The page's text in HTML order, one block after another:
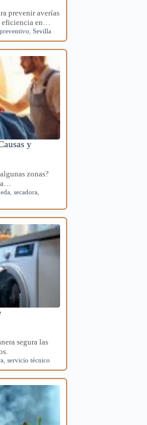
prevenir averías
eficiencia en…
preventivo ,Sevilla
y
zonas?
,secadora
segura las
,servicio técnico